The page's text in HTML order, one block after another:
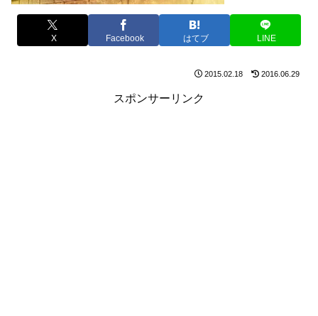
X Facebook はてブ LINE
2015.02.18 2016.06.29
スポンサーリンク